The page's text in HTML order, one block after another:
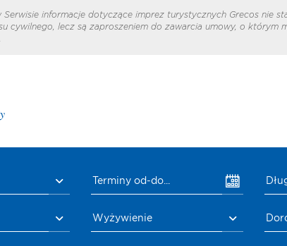
Serwisie informacje dotyczące imprez turystycznych Grecos nie
cywilnego, lecz są zaproszeniem do zawarcia umowy, o którym
Terminy od-do...
Wyżywienie